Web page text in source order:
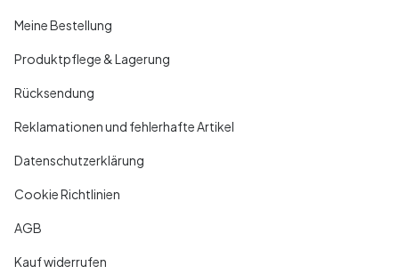
Meine Bestellung
Produktpflege & Lagerung
Rücksendung
Reklamationen und fehlerhafte Artikel
Datenschutzerklärung
Cookie Richtlinien
AGB
Kauf widerrufen